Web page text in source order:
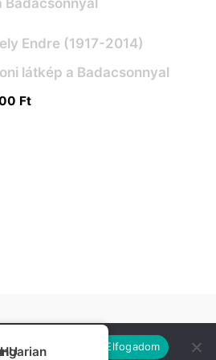
Endre (1917-2014)
látkép a Badacsonnyal
Ft
veszi. Elfogadom